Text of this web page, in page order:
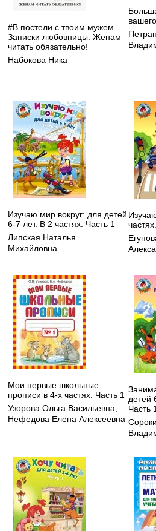
#В постели с твоим мужем.
Записки любовницы. Женам
читать обязательно!
Набокова Ника
Изучаю мир вокруг: для детей
6-7 лет. В 2 частях. Часть 1
Липская Наталья
Михайловна
Мои первые школьные
прописи в 4-х частях. Часть 1
Узорова Ольга Васильевна
Нефедова Елена Алексеевна
детей
Часть 1